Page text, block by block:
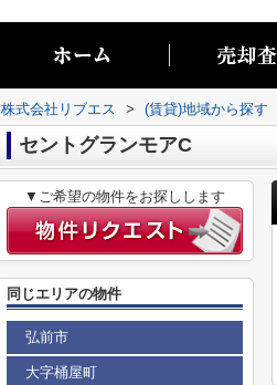
株式会社リブエス > (賃貸)地域から探す
セントグランモアC
▼ご希望の物件をお探しします
同じエリアの物件
弘前市
大字桶屋町